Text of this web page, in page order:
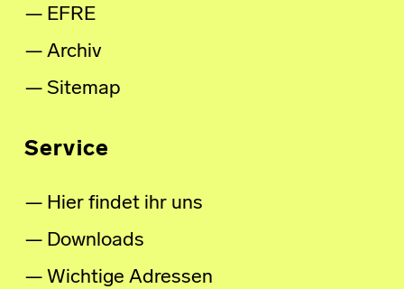
EFRE
Archiv
Sitemap
Service
Hier findet ihr uns
Downloads
Wichtige Adressen